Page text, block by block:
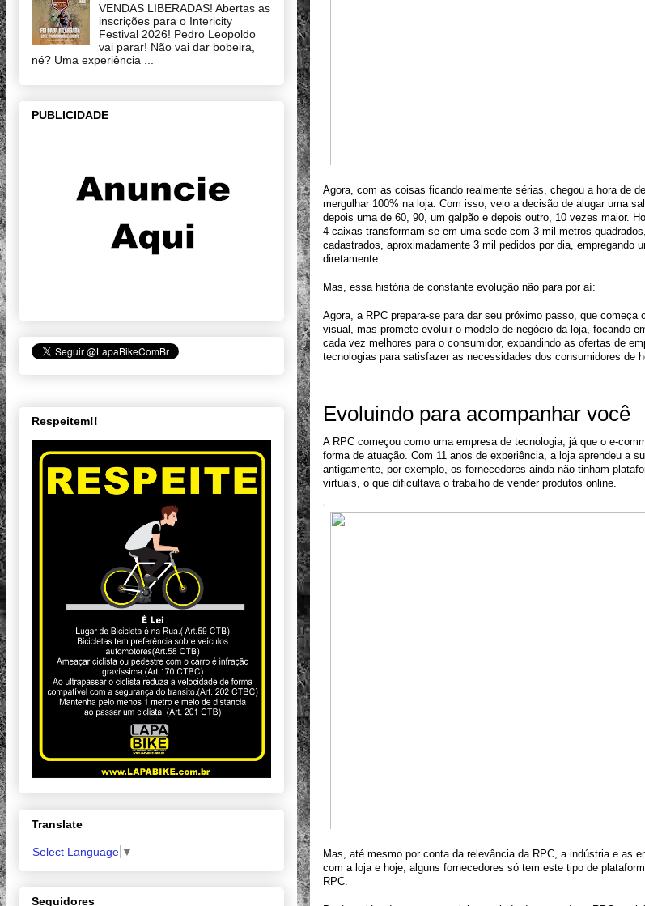
Agora, com as coisas ficando realmente sérias, chegou a hora de
mergulhar 100% na loja. Com isso, veio a decisão de alugar uma
depois uma de 60, 90, um galpão e depois outro, 10 vezes maior.
4 caixas transformam-se em uma sede com 3 mil metros
cadastrados, aproximadamente 3 mil pedidos por dia, empregando
diretamente.
Mas, essa história de constante evolução não para por aí:
Agora, a RPC prepara-se para dar seu próximo passo, que começa
visual, mas promete evoluir o modelo de negócio da loja, focando
cada vez melhores para o consumidor, expandindo as ofertas de
tecnologias para satisfazer as necessidades dos consumidores de
Evoluindo para acompanhar você
A RPC começou como uma empresa de tecnologia, já que o e-
forma de atuação. Com 11 anos de experiência, a loja aprendeu a
antigamente, por exemplo, os fornecedores ainda não tinham
virtuais, o que dificultava o trabalho de vender produtos online.
Mas, até mesmo por conta da relevância da RPC, a indústria e as
com a loja e hoje, alguns fornecedores só tem este tipo de
RPC.
VENDAS LIBERADAS! Abertas as
inscrições para o Intericity
Festival 2026! Pedro Leopoldo
vai parar! Não vai dar bobeira,
né? Uma experiência ...
PUBLICIDADE
Respeitem!!
Translate
Select Language ▼
Seguidores